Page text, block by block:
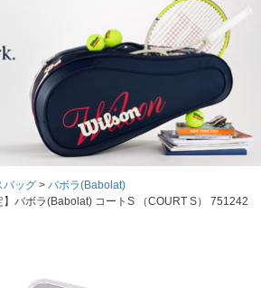
バッグ
バボラ(Babolat)
バボラ(Babolat) コートS （COURT S） 751242